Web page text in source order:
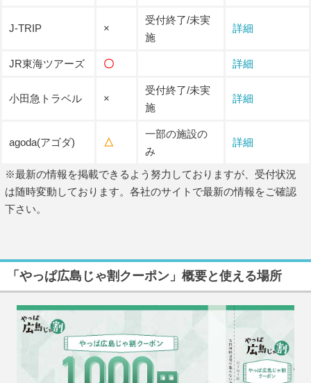
J-TRIP ×
受付終了/未実
施
詳細
JR東海ツアーズ 〇 詳細
小田急トラベル ×
受付終了/未実
施
詳細
agoda(アゴダ) △
一部の施設の
み
詳細
※最新の情報を掲載できるよう努力しておりますが、受付状況
は随時変動しております。各社のサイトで最新の情報をご確認
下さい。
「やっぱ広島じゃ割クーポン」概要と使える場所